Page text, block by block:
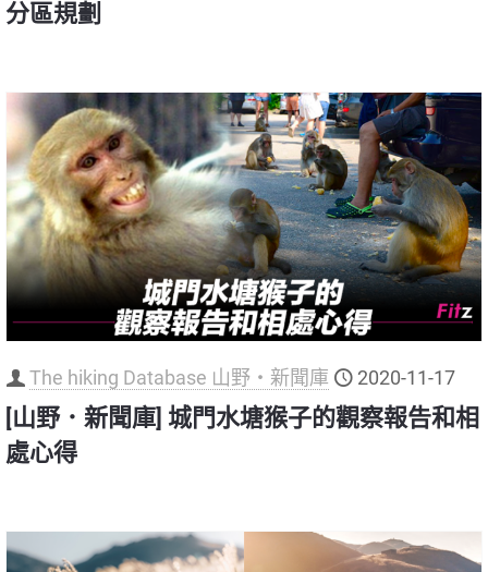
分區規劃
The hiking Database 山野‧新聞庫 2020-11-17
[山野．新聞庫] 城門水塘猴子的觀察報告和相
處心得